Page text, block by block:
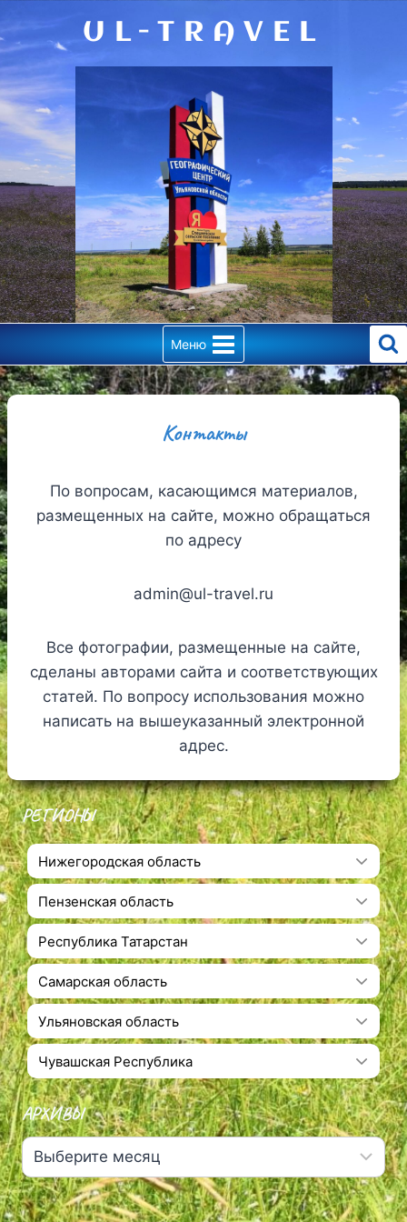
к
содержимому
UL-TRAVEL
Меню
Контакты
По вопросам, касающимся материалов,
размещенных на сайте, можно обращаться
по адресу
admin@ul-travel.ru
Все фотографии, размещенные на сайте,
сделаны авторами сайта и соответствующих
статей. По вопросу использования можно
написать на вышеуказанный электронной
адрес.
РЕГИОНЫ
Нижегородская область
Пензенская область
Республика Татарстан
Самарская область
Ульяновская область
Чувашская Республика
АРХИВЫ
Архивы